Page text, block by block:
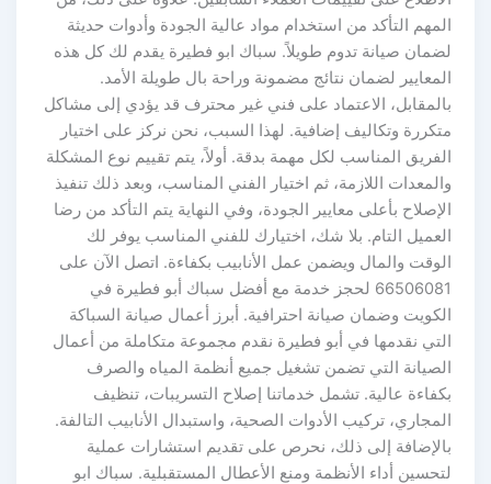
المهم التأكد من استخدام مواد عالية الجودة وأدوات حديثة
لضمان صيانة تدوم طويلاً. سباك ابو فطيرة يقدم لك كل هذه
المعايير لضمان نتائج مضمونة وراحة بال طويلة الأمد.
بالمقابل، الاعتماد على فني غير محترف قد يؤدي إلى مشاكل
متكررة وتكاليف إضافية. لهذا السبب، نحن نركز على اختيار
الفريق المناسب لكل مهمة بدقة. أولاً، يتم تقييم نوع المشكلة
والمعدات اللازمة، ثم اختيار الفني المناسب، وبعد ذلك تنفيذ
الإصلاح بأعلى معايير الجودة، وفي النهاية يتم التأكد من رضا
العميل التام. بلا شك، اختيارك للفني المناسب يوفر لك
الوقت والمال ويضمن عمل الأنابيب بكفاءة. اتصل الآن على
66506081 لحجز خدمة مع أفضل سباك أبو فطيرة في
الكويت وضمان صيانة احترافية. أبرز أعمال صيانة السباكة
التي نقدمها في أبو فطيرة نقدم مجموعة متكاملة من أعمال
الصيانة التي تضمن تشغيل جميع أنظمة المياه والصرف
بكفاءة عالية. تشمل خدماتنا إصلاح التسريبات، تنظيف
المجاري، تركيب الأدوات الصحية، واستبدال الأنابيب التالفة.
بالإضافة إلى ذلك، نحرص على تقديم استشارات عملية
لتحسين أداء الأنظمة ومنع الأعطال المستقبلية. سباك ابو